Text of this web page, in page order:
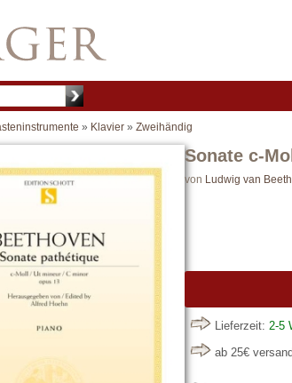
» Klavier » Zweihändig
Sonate c-
von Ludwig van
Lieferzeit:2-5
ab 25€